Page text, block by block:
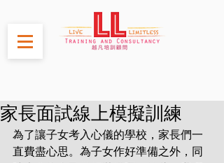
家長面試線上模擬訓練
為了讓子女考入心儀的學校，家長們一
直費盡心思。為子女作好準備之外，同